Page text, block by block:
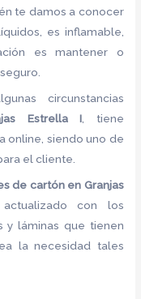
te damos a conocer
es inflamable,
es mantener o
circunstancias
Estrella I , tiene
online, siendo uno de
el cliente.
de cartónen Granjas
con los
y láminas que tienen
la necesidad tales